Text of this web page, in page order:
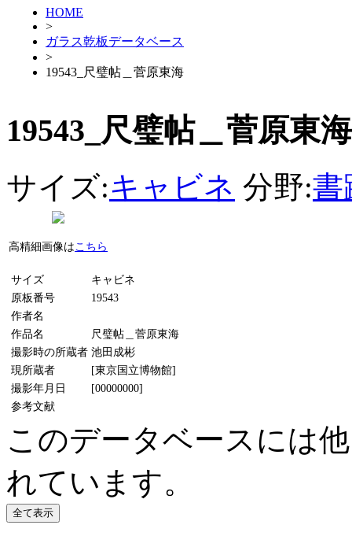
HOME
>
ガラス乾板データベース
>
19543_尺璧帖＿菅原東海
19543_尺璧帖＿菅原東海
サイズ:キャビネ 分野:書
高精細画像はこちら
サイズ
キャビネ
原板番号
19543
作者名
作品名
尺璧帖＿菅原東海
撮影時の所蔵者 池田成彬
現所蔵者
[東京国立博物館]
撮影年月日
[00000000]
参考文献
このデータベースには
れています。